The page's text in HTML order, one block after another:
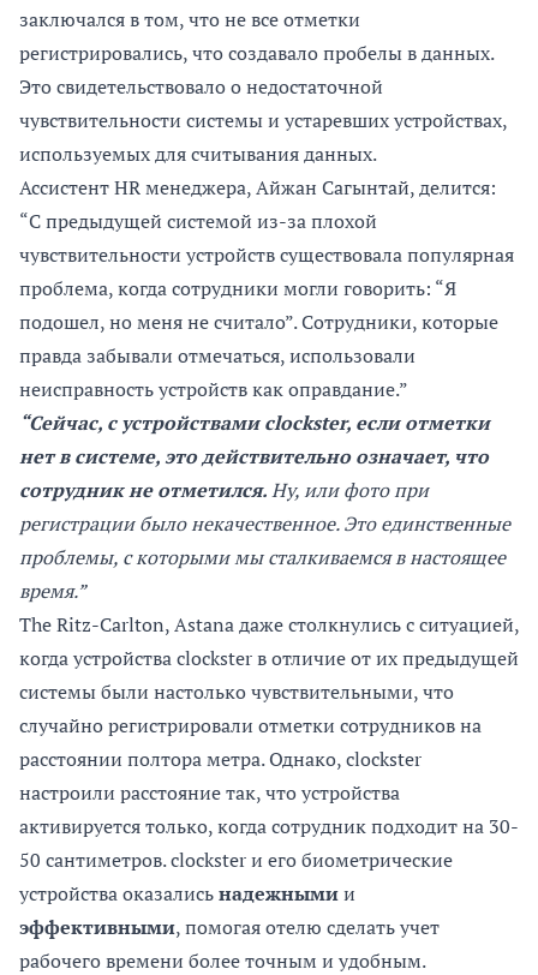
заключался в том, что не все отметки
регистрировались, что создавало пробелы в данных.
Это свидетельствовало о недостаточной
чувствительности системы и устаревших устройствах,
используемых для считывания данных.
Ассистент HR менеджера, Айжан Сагынтай, делится:
“С предыдущей системой из-за плохой
чувствительности устройств существовала популярная
проблема, когда сотрудники могли говорить: “Я
подошел, но меня не считало”. Сотрудники, которые
правда забывали отмечаться, использовали
неисправность устройств как оправдание.”
“Сейчас, с устройствами clockster, если отметки
нет в системе, это действительно означает, что
сотрудник не отметился.Ну, или фото при
регистрации было некачественное. Это единственные
проблемы, с которыми мы сталкиваемся в настоящее
время.”
The Ritz-Carlton, Astana даже столкнулись с ситуацией,
когда устройства clockster в отличие от их предыдущей
системы были настолько чувствительными, что
случайно регистрировали отметки сотрудников на
расстоянии полтора метра. Однако, clockster
настроили расстояние так, что устройства
активируется только, когда сотрудник подходит на 30-
50 сантиметров. clockster и его биометрические
устройства оказалисьнадежнымии
эффективными, помогая отелю сделать учет
рабочего времени более точным и удобным.